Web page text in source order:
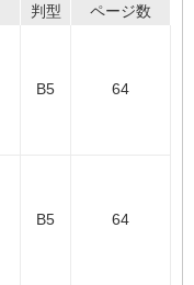
判型 ページ数
B5 64
B5 64